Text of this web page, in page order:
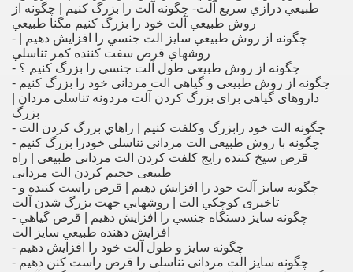
طبيعي درازي سريع آلت- چگونه آلت را بزرگ كنيم | چگونه از
روش طبيعي آلت خود را بزرگ كنيم مگنا طبيعي
- چگونه از روش طبيعي سايز الت جنسي را افزايش دهيم |
روشهاي قرص سفت کننده کمر تناسلي
- چگونه از روش طبيعي طول آلت جنسي را بزرگ كنيم ؟
- چگونه از روش طبیعی و گیاهی الت مردانی خود را بزرگ کنیم
داروهای گیاهی برای بزرگ کردن آلت مردونه تناسلی مردان |
بزرگ
- چگونه الت خود رابزرگ وكلفت كنيم | راهاي بزرگ كردن الت
- چگونه با روش طبیعی الت مردانی تناسلی خودرا بزرگ کنیم
قرص سیخ کننده رایج کلفت کردن الت مردانی طبیعی | راه
طبیعی حجیم کردن الت مردانی
- چگونه سايز آلت خود را افزايش دهيم | قرص راست کننده و
تاخیری كوچكي الت | روشهايي جهت بزرگ شدن آلت
- چگونه سايز دستگاه جنسي را افزايش دهيم | قرص گياهي
افزايش دهنده طبيعي سايز الت
- چگونه سايز و طول آلت خود را افزايش دهيم
- چگونه سایز الت مردانی تناسلی را قرص راست کنن دهیم